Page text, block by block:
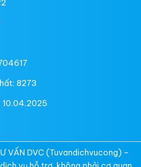
8273
10.04.2025
VẤN DVC (Tuvandichvucong) –